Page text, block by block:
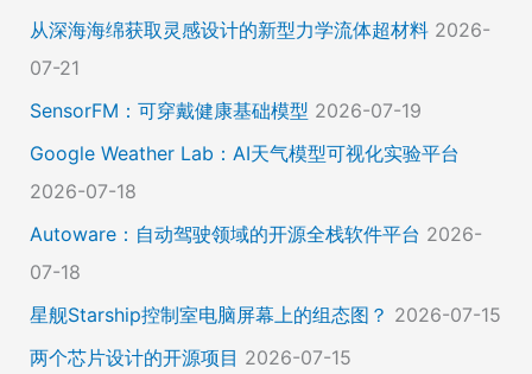
从深海海绵获取灵感设计的新型力学流体超材料 2026-
07-21
SensorFM：可穿戴健康基础模型 2026-07-19
Google Weather Lab：AI天气模型可视化实验平台
2026-07-18
Autoware：自动驾驶领域的开源全栈软件平台 2026-
07-18
星舰Starship控制室电脑屏幕上的组态图？ 2026-07-15
两个芯片设计的开源项目 2026-07-15